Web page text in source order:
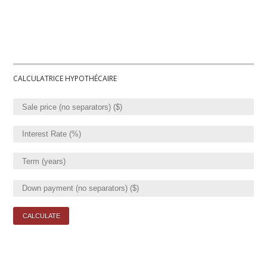
CALCULATRICE HYPOTHÉCAIRE